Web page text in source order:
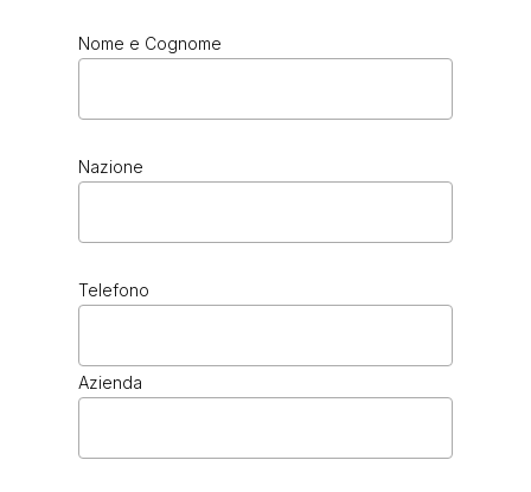
Nome e Cognome
Nazione
Telefono
Azienda